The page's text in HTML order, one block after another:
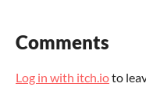
Comments
Log in with itch.ioto